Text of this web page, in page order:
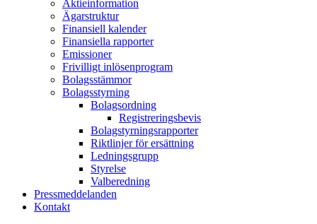
Aktieinformation
Ägarstruktur
Finansiell kalender
Finansiella rapporter
Emissioner
Frivilligt inlösenprogram
Bolagsstämmor
Bolagsstyrning
Bolagsordning
Registreringsbevis
Bolagstyrningsrapporter
Riktlinjer för ersättning
Ledningsgrupp
Styrelse
Valberedning
Pressmeddelanden
Kontakt